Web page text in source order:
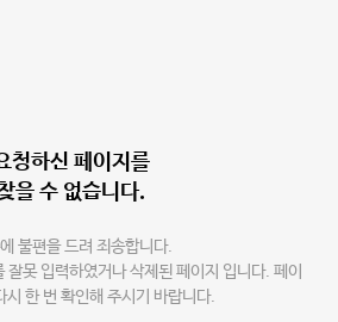
청하신 페이지를
을 수 없습니다.
불편을 드려 죄송합니다.
잘못 입력하였거나 삭제된 페이지 입니다. 페이
시 한 번 확인해 주시기 바랍니다.